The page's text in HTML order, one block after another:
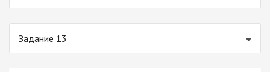
Задание 13